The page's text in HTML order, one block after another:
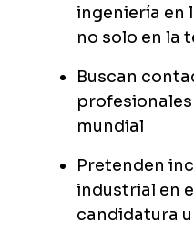
ingeniería en
no solo en la
Buscan
mundial
Pretenden
industrial en
candidatura